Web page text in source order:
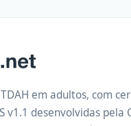
em adultos, com
v1.1 desenvolvidas